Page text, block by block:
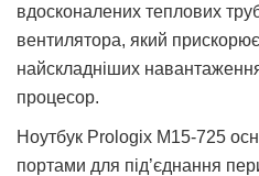
вдосконалених теплових
вентилятора, який
найскладніших
процесор.
Ноутбук Prologix M15-725
портами для під’єднання